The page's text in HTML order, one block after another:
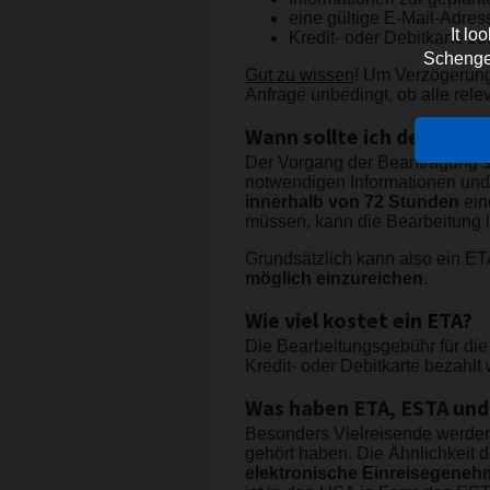
It
eine gültige E-Mail-
Kredit- oder Debitkarte
Gut zu wissen! Um
Anfrage unbedingt, ob alle
Wann sollte ich den
Der Vorgang der
notwendigen Informationen
innerhalb von 72 Stunden
müssen, kann die Bearbeitung
Grundsätzlich kann also ein
möglich einzureichen.
Wie viel kostet ein ETA?
Die Bearbeitungsgebühr für
Kredit- oder Debitkarte bezahlt
Was haben ETA, ESTA
Besonders Vielreisende
gehört haben. Die Ähnlichkeit
elektronische